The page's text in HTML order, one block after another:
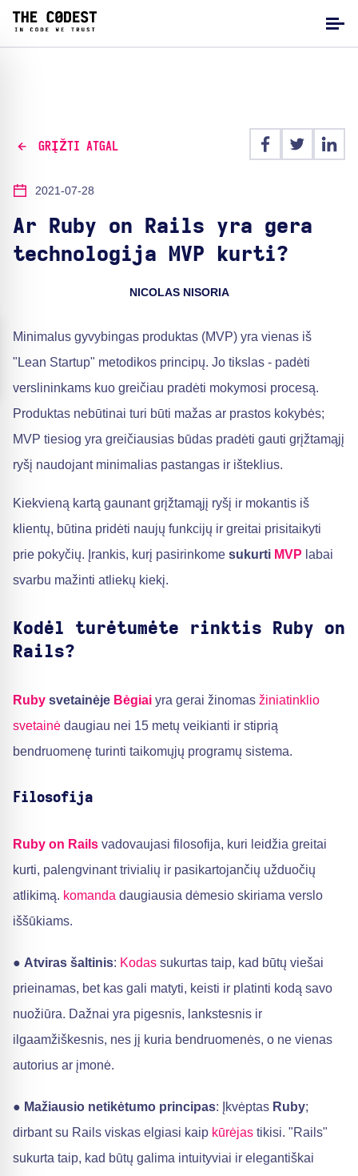
GRĮŽTI ATGAL
2021-07-28
Ar Ruby on Rails yra gera
technologija MVP kurti?
NICOLAS NISORIA
Minimalus gyvybingas produktas (MVP) yra vienas iš
"Lean Startup" metodikos principų. Jo tikslas - padėti
verslininkams kuo greičiau pradėti mokymosi procesą.
Produktas nebūtinai turi būti mažas ar prastos kokybės;
MVP tiesiog yra greičiausias būdas pradėti gauti grįžtamąjį
ryšį naudojant minimalias pastangas ir išteklius.
Kiekvieną kartą gaunant grįžtamąjį ryšį ir mokantis iš
klientų, būtina pridėti naujų funkcijų ir greitai prisitaikyti
prie pokyčių. Įrankis, kurį pasirinkome sukurti MVP labai
svarbu mažinti atliekų kiekį.
Kodėl turėtumėte rinktis Ruby on
Rails?
Ruby svetainėje Bėgiai yra gerai žinomas žiniatinklio
svetainė daugiau nei 15 metų veikianti ir stiprią
bendruomenę turinti taikomųjų programų sistema.
Filosofija
Ruby on Rails vadovaujasi filosofija, kuri leidžia greitai
kurti, palengvinant trivialių ir pasikartojančių užduočių
atlikimą. komanda daugiausia dėmesio skiriama verslo
iššūkiams.
● Atviras šaltinis: Kodas sukurtas taip, kad būtų viešai
prieinamas, bet kas gali matyti, keisti ir platinti kodą savo
nuožiūra. Dažnai yra pigesnis, lankstesnis ir
ilgaamžiškesnis, nes jį kuria bendruomenės, o ne vienas
autorius ar įmonė.
● Mažiausio netikėtumo principas: Įkvėptas Ruby;
dirbant su Rails viskas elgiasi kaip kūrėjas tikisi. "Rails"
sukurta taip, kad būtų galima intuityviai ir elegantiškai